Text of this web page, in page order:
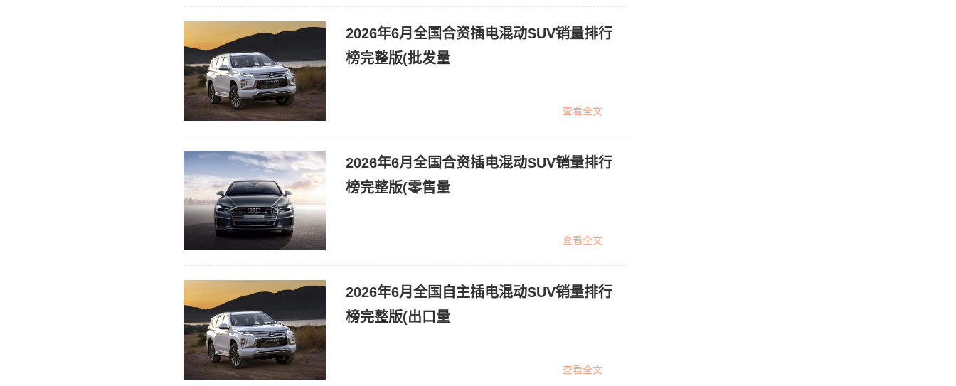
2026年6月全国合资插电混动SUV销量排行
榜完整版(批发量
查看全文
2026年6月全国合资插电混动SUV销量排行
榜完整版(零售量
查看全文
2026年6月全国自主插电混动SUV销量排行
榜完整版(出口量
查看全文